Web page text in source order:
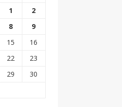
1
2
8
9
15
16
22
23
29
30